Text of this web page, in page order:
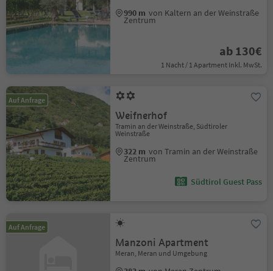
990 m von Kaltern an der Weinstraße
Zentrum
ab 130€
1 Nacht / 1 Apartment Inkl. MwSt.
Auf Anfrage
Weifnerhof
Tramin an der Weinstraße, Südtiroler
Weinstraße
322 m von Tramin an der Weinstraße
Zentrum
Südtirol Guest Pass
Auf Anfrage
Manzoni Apartment
Meran, Meran und Umgebung